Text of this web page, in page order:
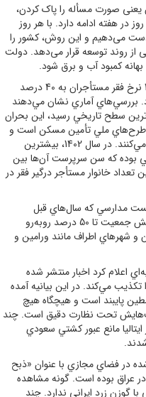
صورت مسأله را پاک کردن،
در هفته ادامه دارد. با هر روز
روز مؤثر کاری را از دست می‌دهیم و این روش، کشور را
از روند توسعه قرار می‌دهد. دولت
کمبود آب و برق شود.
*براساس گزارش مرکز پژوهش‌هاي مجلس در سال 1402 نرخ فقر مستأجران به 40 درصد
بررسي‌هاي آماري نشان مي‌دهند
مستأجر درگير فقر در سال 1402 به بالاترين سطح تاريخي رسيد، اين بحران
طرح‌هاي ملي تأمين مسکن است و
هر سال، شمار بيشتري از آن‌ها با فقر دست ‌و پنجه نرم مي‌کنند. در سال 1402، بيشترين
بوده که سن سرپرست آن‌ها بين
تعداد خانوار مستأجر درگير فقر در
مدارسي که سال‌هاي قبل
تعدادي از بچه‌هاي اتباع را پذيرفته بودند، امسال با کاهش جمعيت تا 50 درصد روبه‌رو
شهرهاي اطراف مانند ورامين و
اعلام کرد اخبار منتشر شده
مي‌کند. در اين بيانيه آمده
پايبند است و هيچگاه هيچ
تحت نظارت دقيق است. چند
مانع عبور کشتي سعودي
در فضاي مجازي با عنوان «ذبح
عراق بوده است. گونه مشاهده‌
گوزن زرد ايراني ندارد. چند